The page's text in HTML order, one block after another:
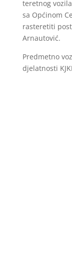
teretnog
sa Općinom
rasteretiti
Arnautović.
Predmetno
djelatnosti